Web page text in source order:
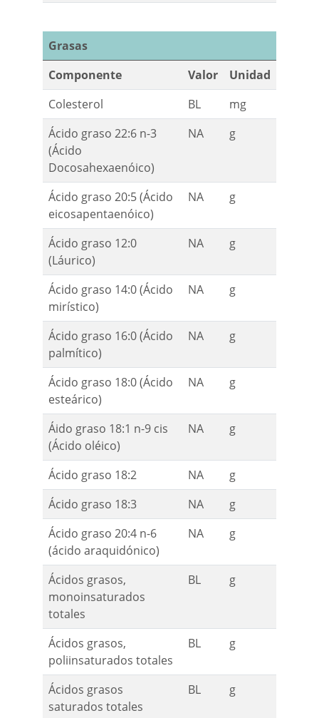
Grasas
Componente
Valor
Unidad
Colesterol
BL
mg
Ácido graso 22:6 n-3
(Ácido
Docosahexaenóico)
NA g
Ácido graso 20:5 (Ácido
eicosapentaenóico)
NA g
Ácido graso 12:0
(Láurico)
NA g
Ácido graso 14:0 (Ácido
mirístico)
NA g
Ácido graso 16:0 (Ácido
palmítico)
NA g
Ácido graso 18:0 (Ácido
esteárico)
NA g
Áido graso 18:1 n-9 cis
(Ácido oléico)
NA g
Ácido graso 18:2 NA
g
Ácido graso 18:3
NA
g
Ácido graso 20:4 n-6
(ácido araquidónico)
NA g
Ácidos grasos,
monoinsaturados
totales
BL g
Ácidos grasos,
poliinsaturados totales
BL g
Ácidos grasos
saturados totales
BL g